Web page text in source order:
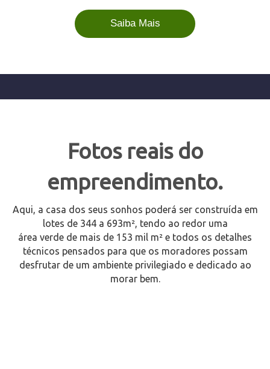
Saiba Mais
Fotos reais do
empreendimento.
Aqui, a casa dos seus sonhos poderá ser construída em
lotes de 344 a 693m², tendo ao redor uma
área verde de mais de 153 mil m² e todos os detalhes
técnicos pensados para que os moradores possam
desfrutar de um ambiente privilegiado e dedicado ao
morar bem.